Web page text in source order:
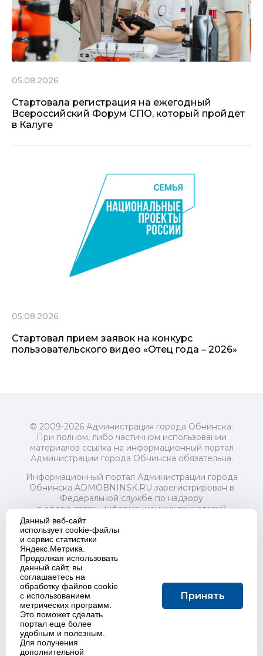
05.08.2026
Стартовала регистрация на ежегодный
Всероссийский Форум СПО, который пройдёт
в Калуге
05.08.2026
Стартовал прием заявок на конкурс
пользовательского видео «Отец года – 2026»
© 2009-2026 Администрация города Обнинска.
При полном, либо частичном использовании
материалов ссылка на информационный портал
Администрации города Обнинска обязательна.
Информационный портал Администрации города
Обнинска ADMOBNINSK.RU зарегистрирован в
Федеральной службе по надзору
в сфере связи, информационных технологий
и массовых коммуникаций (Роскомнадзор) 24 июля
2018 года.
Свидетельство о регистрации Эл № ФС77-73321
Учредитель: Администрация (исполнительно-
распорядительный орган) городского округа "Город
Обнинск". Главный редактор: Байкова Е.А.
Адрес электронной почты Редакции:
redactor@admobninsk.ru
Телефон Редакции: +7 (484) 395-85-85
Настоящий ресурс содержит материалы 18+
Политика в отношении обработки персональных
Данный веб-сайт
использует cookie-файлы
и сервис статистики
Яндекс.Метрика.
Продолжая использовать
данный сайт, вы
соглашаетесь на
обработку файлов cookie
с использованием
метрических программ.
Это поможет сделать
портал еще более
удобным и полезным.
Для получения
дополнительной
Принять